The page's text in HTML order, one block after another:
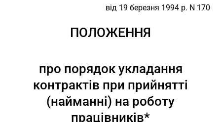
від 19 березня 1994 р. N 170
ПОЛОЖЕННЯ
про порядок укладання
контрактів при прийнятті
(найманні) на роботу
працівників*